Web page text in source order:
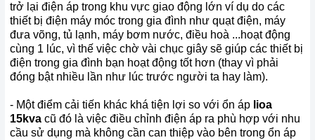
trở lại điện áp trong khu vực giao động lớn ví dụ do các
thiết bị điện máy móc trong gia đình như quạt điện, máy
đưa võng, tủ lạnh, máy bơm nước, điều hoà ...hoạt động
cùng 1 lúc, vì thế việc chờ vài chục giây sẽ giúp các thiết bị
điện trong gia đình bạn hoạt động tốt hơn (thay vì phải
đóng bật nhiều lần như lúc trước người ta hay làm).
- Một điểm cải tiến khác khá tiện lợi so với ổn áp lioa
15kva cũ đó là việc điều chỉnh điện áp ra phù hợp với nhu
cầu sử dụng mà không cần can thiệp vào bên trong ổn áp